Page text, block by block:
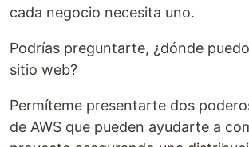
cada negocio necesita uno.
Podrías preguntarte, ¿dónde
sitio web?
Permíteme presentarte dos
de AWS que pueden ayudarte a